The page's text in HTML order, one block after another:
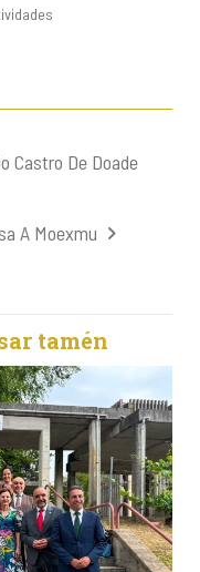
Castro De Doade
A Moexmu
tamén